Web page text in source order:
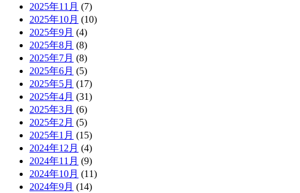
2025年11月 (7)
2025年10月 (10)
2025年9月 (4)
2025年8月 (8)
2025年7月 (8)
2025年6月 (5)
2025年5月 (17)
2025年4月 (31)
2025年3月 (6)
2025年2月 (5)
2025年1月 (15)
2024年12月 (4)
2024年11月 (9)
2024年10月 (11)
2024年9月 (14)